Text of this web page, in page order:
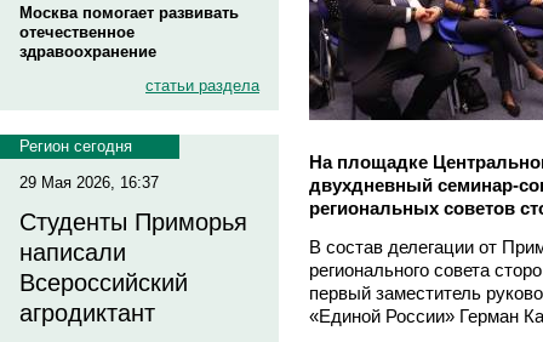
Москва помогает развивать
отечественное
здравоохранение
статьи раздела
Регион сегодня
29 Мая 2026, 16:37
Студенты Приморья
написали
Всероссийский
агродиктант
На площадке
двухдневный семинар-
региональных советов
В состав делегации от
регионального совета
первый заместитель
«Единой России» Герман